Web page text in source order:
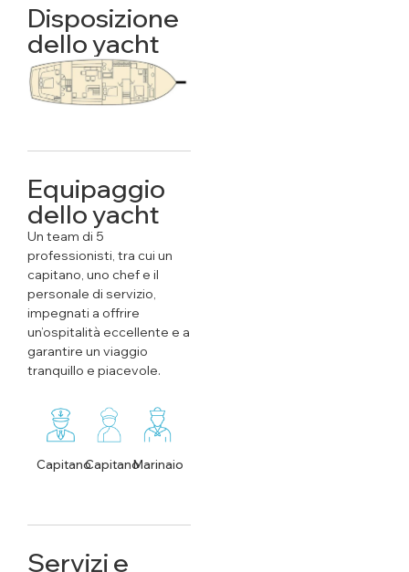
Disposizione
dello yacht
Equipaggio
dello yacht
Un team di 5
professionisti, tra cui un
capitano, uno chef e il
personale di servizio,
impegnati a offrire
un’ospitalità eccellente e a
garantire un viaggio
tranquillo e piacevole.
CapitanoCapitanoMarinaio
Servizi e